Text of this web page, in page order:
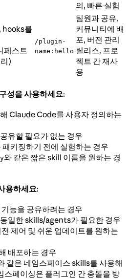
의, 빠른 실험
hooks를
페스트
)
/plugin-
name:hello
팀원과 공유,
커뮤니티에 배
포, 버전 관리
릴리스, 프로
젝트 간 재사
용
성을 사용하세요:
Claude Code를 사용자 정의하는
유할 필요가 없는 경우
키징하기 전에 실험하는 경우
와 같은 짧은 skill 이름을 원하는 경
용하세요:
능을 공유하려는 경우
일한 skills/agents가 필요한 경우
제어 및 쉬운 업데이트를 원하는
배포하는 경우
같은 네임스페이스 skills를 사용해
스페이싱은 플러그인 간 충돌을 방